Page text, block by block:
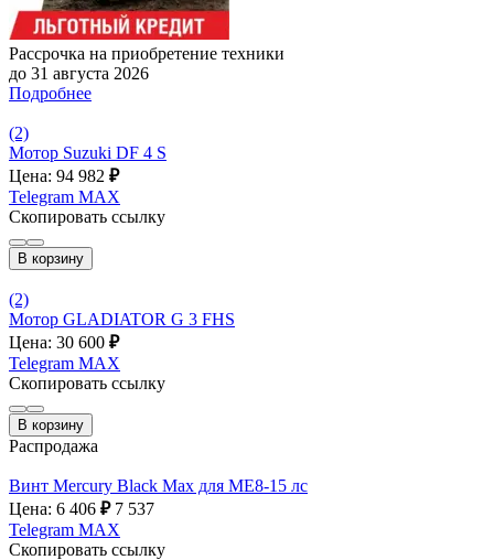
Рассрочка на приобретение техники
до 31 августа 2026
Подробнее
(2)
Мотор Suzuki DF 4 S
Цена: 94 982 ₽
Telegram MAX
Скопировать ссылку
В корзину
(2)
Мотор GLADIATOR G 3 FHS
Цена: 30 600 ₽
Telegram MAX
Скопировать ссылку
В корзину
Распродажа
Винт Mercury Black Max для МE8-15 лс
Цена: 6 406 ₽ 7 537
Telegram MAX
Скопировать ссылку